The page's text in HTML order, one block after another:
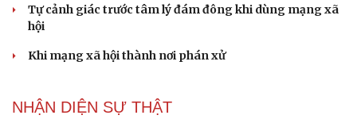
Chính sách giáo dục phải được đo bằng sự tiến bộ, hạnh
phúc của học sinh
Bác sĩ cảnh báo phim người lớn, rượu bia đang âm thầm
Cái giá đắt của việc tiêm silicon làm to "cậu nhỏ"